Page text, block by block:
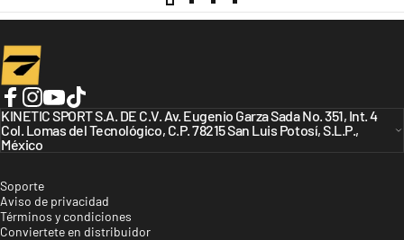
Turbo Bicycles
Facebook
Instagram
YouTube
TikTok
Soporte
Aviso de privacidad
Términos y condiciones
Conviertete en distribuidor
KINETIC SPORT S.A. DE C.V. Av. Eugenio Garza Sada No. 351, Int. 4
Col. Lomas del Tecnológico, C.P. 78215 San Luis Potosí, S.L.P.,
México